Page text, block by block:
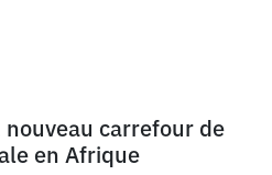
nouveau carrefour de
en Afrique